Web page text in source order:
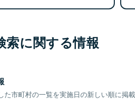
索に関する情報
た市町村の一覧を実施日の新しい順に掲載